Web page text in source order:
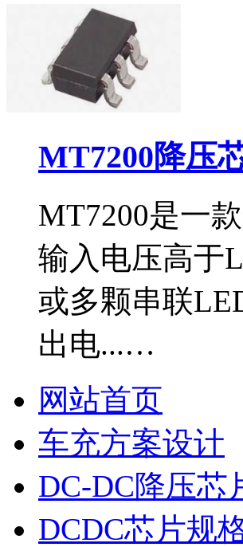
MT7200降压
MT7200是一
输入电压高于
或多颗串联
出电...…
网站首页
车充方案设计
DC-DC降压芯
DCDC芯片规